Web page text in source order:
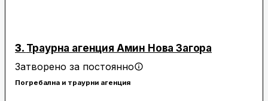
3. Траурна агенция Амин Нова Загора
Затворено за постоянно
Погребална и траурни агенция